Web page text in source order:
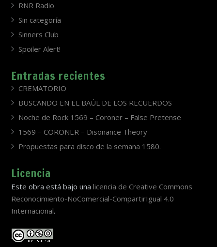
RNR Radio
Sin categoría
Sinners Club
Spoiler Alert!
Entradas recientes
CREMATORIO
BUSCANDO EN EL BAÚL DE LOS RECUERDOS
Noche de Rock 1569 – Coroner – False Pretense
1569 – CORONER – Disonance Theory
Propuestas para disco de la semana 1580.
Licencia
Este obra está bajo una licencia de Creative Commons
Reconocimiento-NoComercial-CompartirIgual 4.0
Internacional.